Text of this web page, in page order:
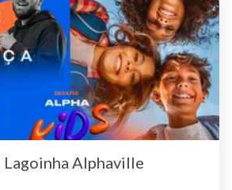
Lagoinha Alphaville